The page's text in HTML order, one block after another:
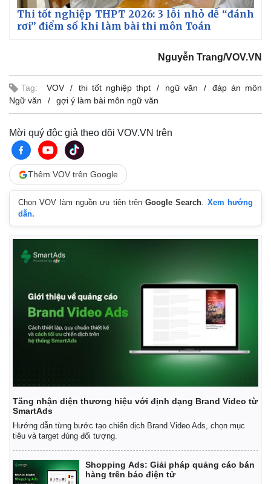
Pháp luật
Vụ án
Tin nóng
Tư vấn luật
Quân sự - Quốc phòng
Thi tốt nghiệp THPT 2026: 3 lỗi nhỏ dễ “đánh
rơi” điểm số khi làm bài thi môn Toán
Nguyễn Trang/VOV.VN
Tag: VOV thi tốt nghiệp thpt ngữ văn
đáp án môn
Ngữ văn
gợi ý làm bài môn ngữ văn
Mời quý độc giả theo dõi VOV.VN trên
Thêm VOV trên Google
Chọn VOV làm nguồn ưu tiên trênGoogle Search. Xem hướng
dẫn.
Tăng nhận diện thương hiệu với định dạng Brand Video từ
SmartAds
Hướng dẫn từng bước tạo chiến dịch Brand Video Ads, chọn mục
tiêu và target đúng đối tượng.
Shopping Ads: Giải pháp quảng cáo bán
hàng trên báo điện tử